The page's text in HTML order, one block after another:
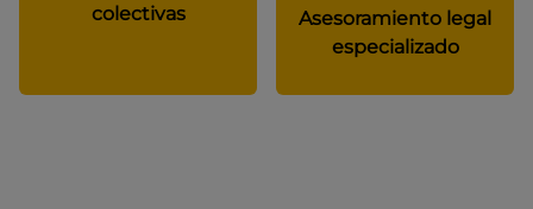
colectivas
Asesoramiento legal
especializado